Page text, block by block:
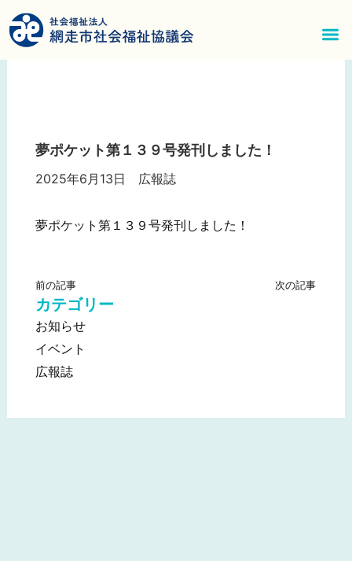
容
を
メ
カテゴリー
お知らせ
イベント
広報誌
夢ポケット第１３９号発刊しました！
2025年6月13日 広報誌
夢ポケット第１３９号発刊しました！
前の記事 次の記事